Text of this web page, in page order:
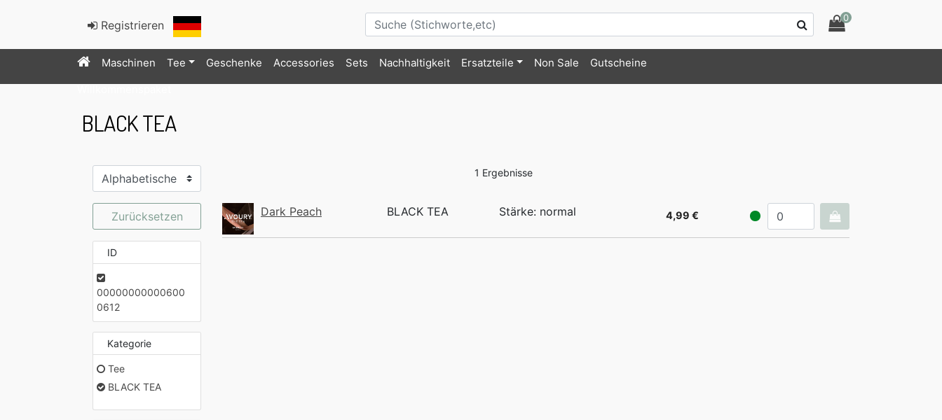
Registrieren
0
Maschinen Tee Geschenke Accessories Sets Nachhaltigkeit Ersatzteile Non Sale Gutscheine
BLACK TEA
1 Ergebnisse
Zurücksetzen
ID
00000000000600
0612
Kategorie
Tee
BLACK TEA
Dark Peach BLACK TEA Stärke: normal 4,99 €